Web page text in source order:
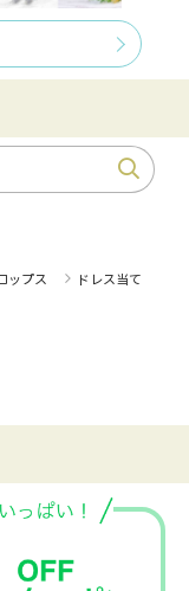
ップス ドレス当て